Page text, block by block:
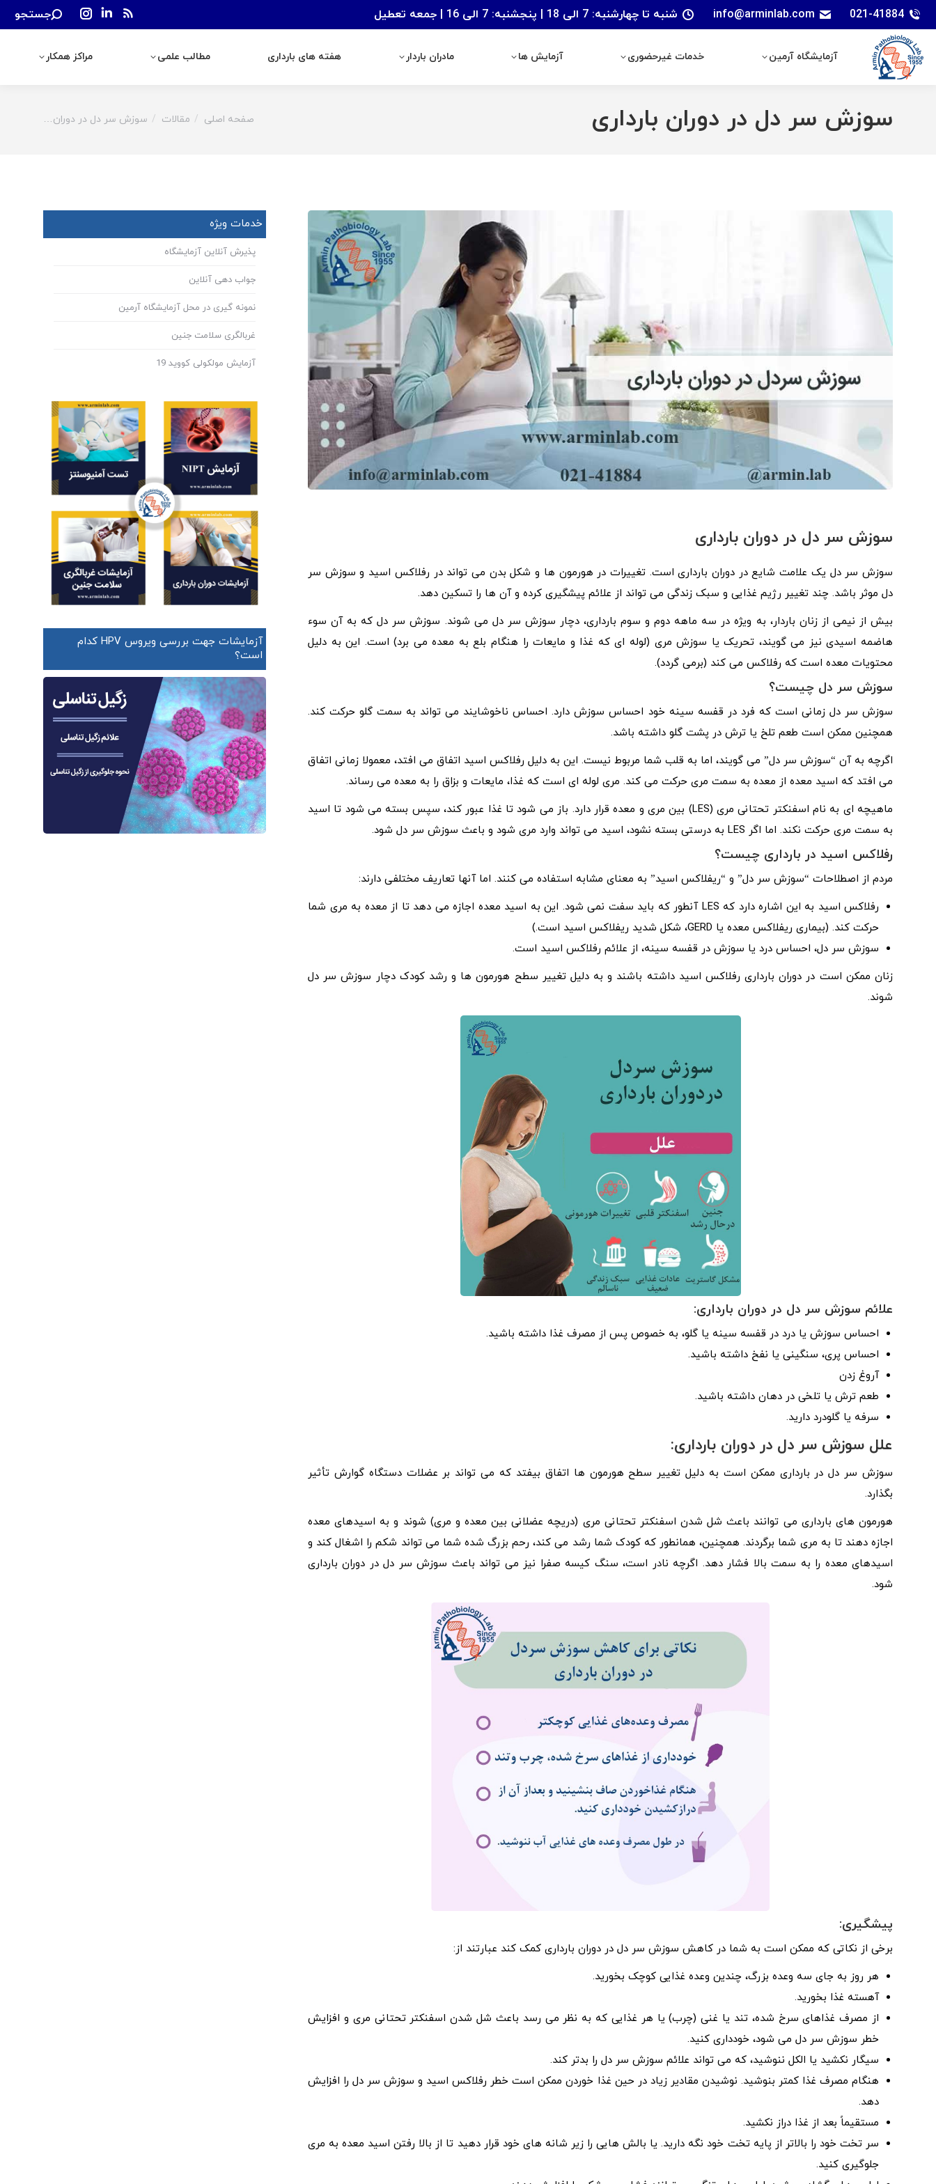
021-41884
info@arminlab.com شنبه تا چهارشنبه: 7 الی 18 | پنجشنبه: 7 الی 16 | جمعه تعطیل
Rss
window
Linkedin
opens
window
Instagram
opens
window
Search:
جستجو
آزمایشگاه آرمین خدمات غیرحضوری آزمایش ها مادران باردار هفته های بارداری مطالب علمی مراکز همکار
سوزش سر دل در دوران بارداری You are here:
صفحه اصلی مقالات سوزش سر دل در دوران…
سوزش سر دل در دوران بارداری
سوزش سر دل یک علامت شایع در دوران بارداری است. تغییرات در هورمون ها و شکل بدن می تواند در رفلاکس اسید و سوزش سر
دل موثر باشد. چند تغییر رژیم غذایی و سبک زندگی می تواند از علائم پیشگیری کرده و آن ها را تسکین دهد.
بیش از نیمی از زنان باردار، به ویژه در سه ماهه دوم و سوم بارداری، دچار سوزش سر دل می شوند. سوزش سر دل که به آن سوء
هاضمه اسیدی نیز می گویند، تحریک یا سوزش مری (لوله ای که غذا و مایعات را هنگام بلع به معده می برد) است. این به دلیل
محتویات معده است که رفلاکس می کند (برمی گردد).
سوزش سر دل چیست؟
سوزش سر دل زمانی است که فرد در قفسه سینه خود احساس سوزش دارد. احساس ناخوشایند می تواند به سمت گلو حرکت کند.
همچنین ممکن است طعم تلخ یا ترش در پشت گلو داشته باشد.
اگرچه به آن “سوزش سر دل” می گویند، اما به قلب شما مربوط نیست. این به دلیل رفلاکس اسید اتفاق می افتد، معمولا زمانی اتفاق
می افتد که اسید معده از معده به سمت مری حرکت می کند. مری لوله ای است که غذا، مایعات و بزاق را به معده می رساند.
ماهیچه ای به نام اسفنکتر تحتانی مری (LES) بین مری و معده قرار دارد. باز می شود تا غذا عبور کند، سپس بسته می شود تا اسید
به سمت مری حرکت نکند. اما اگر LES به درستی بسته نشود، اسید می تواند وارد مری شود و باعث سوزش سر دل شود.
رفلاکس اسید در بارداری چیست؟
مردم از اصطلاحات “سوزش سر دل” و “ریفلاکس اسید” به معنای مشابه استفاده می کنند. اما آنها تعاریف مختلفی دارند:
رفلاکس اسید به این اشاره دارد که LES آنطور که باید سفت نمی شود. این به اسید معده اجازه می دهد تا از معده به مری شما
حرکت کند. (بیماری ریفلاکس معده یا GERD، شکل شدید ریفلاکس اسید است.)
سوزش سر دل، احساس درد یا سوزش در قفسه سینه، از علائم رفلاکس اسید است.
زنان ممکن است در دوران بارداری رفلاکس اسید داشته باشند و به دلیل تغییر سطح هورمون ها و رشد کودک دچار سوزش سر دل
شوند.
علائم سوزش سر دل در دوران بارداری:
احساس سوزش یا درد در قفسه سینه یا گلو، به خصوص پس از مصرف غذا داشته باشید.
احساس پری، سنگینی یا نفخ داشته باشید.
آروغ زدن
طعم ترش یا تلخی در دهان داشته باشید.
سرفه یا گلودرد دارید.
علل سوزش سر دل در دوران بارداری:
سوزش سر دل در بارداری ممکن است به دلیل تغییر سطح هورمون ها اتفاق بیفتد که می تواند بر عضلات دستگاه گوارش تأثیر
بگذارد.
هورمون های بارداری می توانند باعث شل شدن اسفنکتر تحتانی مری (دریچه عضلانی بین معده و مری) شوند و به اسیدهای معده
اجازه دهند تا به مری شما برگردند. همچنین، همانطور که کودک شما رشد می کند، رحم بزرگ شده شما می تواند شکم را اشغال کند و
اسیدهای معده را به سمت بالا فشار دهد. اگرچه نادر است، سنگ کیسه صفرا نیز می تواند باعث سوزش سر دل در دوران بارداری
شود.
پیشگیری:
برخی از نکاتی که ممکن است به شما در کاهش سوزش سر دل در دوران بارداری کمک کند عبارتند از:
هر روز به جای سه وعده بزرگ، چندین وعده غذایی کوچک بخورید.
آهسته غذا بخورید.
از مصرف غذاهای سرخ شده، تند یا غنی (چرب) یا هر غذایی که به نظر می رسد باعث شل شدن اسفنکتر تحتانی مری و افزایش
خطر سوزش سر دل می شود، خودداری کنید.
سیگار نکشید یا الکل ننوشید، که می تواند علائم سوزش سر دل را بدتر کند.
هنگام مصرف غذا کمتر بنوشید. نوشیدن مقادیر زیاد در حین غذا خوردن ممکن است خطر رفلاکس اسید و سوزش سر دل را افزایش
دهد.
مستقیماً بعد از غذا دراز نکشید.
سر تخت خود را بالاتر از پایه تخت خود نگه دارید. یا بالش هایی را زیر شانه های خود قرار دهید تا از بالا رفتن اسید معده به مری
جلوگیری کنید.
خدمات ویژه
پذیرش آنلاین آزمایشگاه
جواب دهی آنلاین
نمونه گیری در محل آزمایشگاه آرمین
غربالگری سلامت جنین
آزمایش مولکولی کووید 19
آزمایشات جهت بررسی ویروس HPV کدام
است؟
آزمایشگاه آرمین خدمات غیرحضوری آزمایش ها مادران باردار مراکز همکار